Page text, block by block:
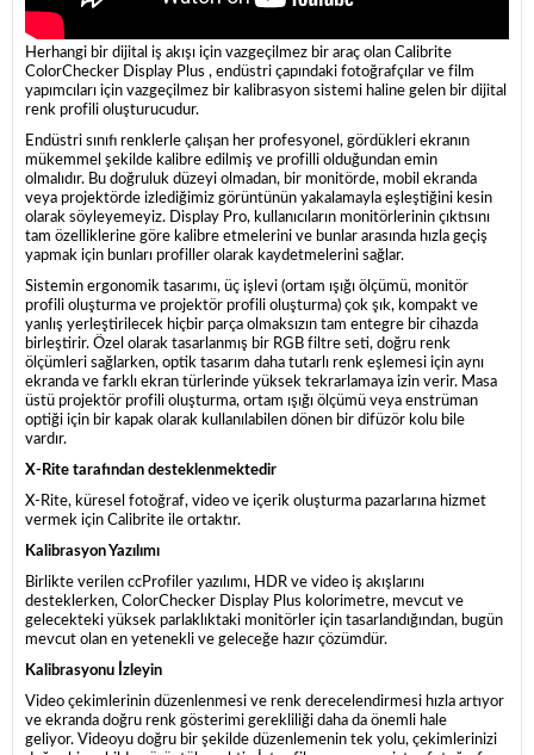
Herhangi bir dijital iş akışı için vazgeçilmez bir araç olan Calibrite
ColorChecker Display Plus , endüstri çapındaki fotoğrafçılar ve film
yapımcıları için vazgeçilmez bir kalibrasyon sistemi haline gelen bir dijital
renk profili oluşturucudur.
Endüstri sınıfı renklerle çalışan her profesyonel, gördükleri ekranın
mükemmel şekilde kalibre edilmiş ve profilli olduğundan emin
olmalıdır. Bu doğruluk düzeyi olmadan, bir monitörde, mobil ekranda
veya projektörde izlediğimiz görüntünün yakalamayla eşleştiğini kesin
olarak söyleyemeyiz. Display Pro, kullanıcıların monitörlerinin çıktısını
tam özelliklerine göre kalibre etmelerini ve bunlar arasında hızla geçiş
yapmak için bunları profiller olarak kaydetmelerini sağlar.
Sistemin ergonomik tasarımı, üç işlevi (ortam ışığı ölçümü, monitör
profili oluşturma ve projektör profili oluşturma) çok şık, kompakt ve
yanlış yerleştirilecek hiçbir parça olmaksızın tam entegre bir cihazda
birleştirir. Özel olarak tasarlanmış bir RGB filtre seti, doğru renk
ölçümleri sağlarken, optik tasarım daha tutarlı renk eşlemesi için aynı
ekranda ve farklı ekran türlerinde yüksek tekrarlamaya izin verir. Masa
üstü projektör profili oluşturma, ortam ışığı ölçümü veya enstrüman
optiği için bir kapak olarak kullanılabilen dönen bir difüzör kolu bile
vardır.
X-Rite tarafından desteklenmektedir
X-Rite, küresel fotoğraf, video ve içerik oluşturma pazarlarına hizmet
vermek için Calibrite ile ortaktır.
Kalibrasyon Yazılımı
Birlikte verilen ccProfiler yazılımı, HDR ve video iş akışlarını
desteklerken, ColorChecker Display Plus kolorimetre, mevcut ve
gelecekteki yüksek parlaklıktaki monitörler için tasarlandığından, bugün
mevcut olan en yetenekli ve geleceğe hazır çözümdür.
Kalibrasyonu İzleyin
Video çekimlerinin düzenlenmesi ve renk derecelendirmesi hızla artıyor
ve ekranda doğru renk gösterimi gerekliliği daha da önemli hale
geliyor. Videoyu doğru bir şekilde düzenlemenin tek yolu, çekimlerinizi